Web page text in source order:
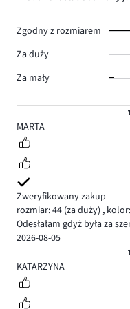
5
MARTA
Zweryfikowany zakup
rozmiar: 44 (za duży) ,
Odesłałam gdyż była za
2026-08-05
5
KATARZYNA
Zgodny z rozmiarem
Za duży
Za mały